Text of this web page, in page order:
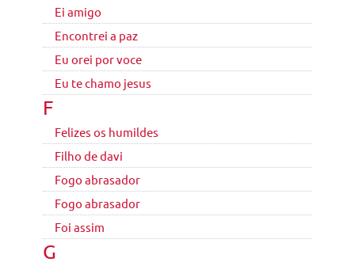
Ei amigo
Encontrei a paz
Eu orei por voce
Eu te chamo jesus
F
Felizes os humildes
Filho de davi
Fogo abrasador
Fogo abrasador
Foi assim
G